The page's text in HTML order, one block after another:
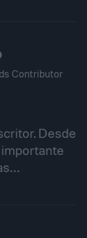
Contributor
Desde